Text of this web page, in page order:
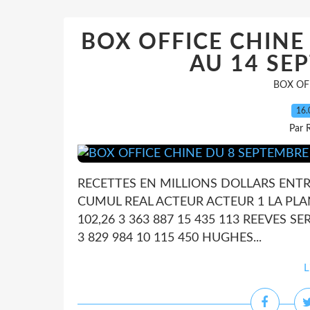
BOX OFFICE
AU 14
BOX
Par
RECETTES EN MILLIONS DOLLARS
CUMUL REAL ACTEUR ACTEUR 1 LA
102,26 3 363 887 15 435 113 REEVES
3 829 984 10 115 450 HUGHES...